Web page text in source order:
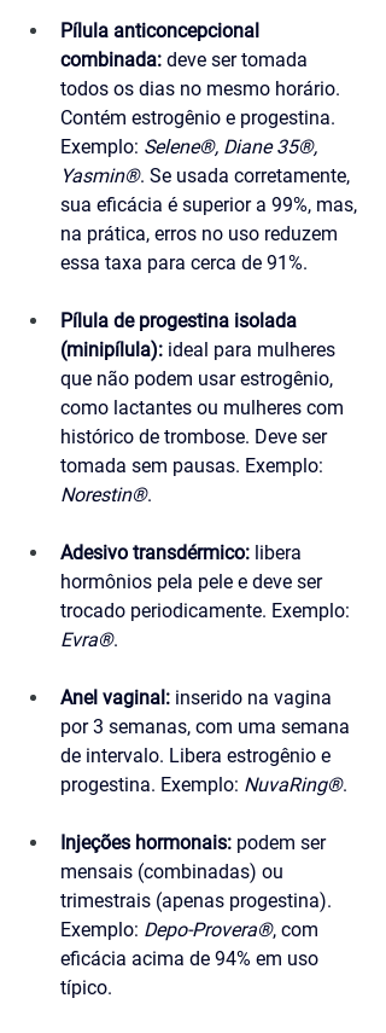
Pílula anticoncepcional
combinada: deve ser tomada
todos os dias no mesmo horário.
Contém estrogênio e progestina.
Exemplo: Selene®, Diane 35®,
Yasmin®. Se usada corretamente,
sua eficácia é superior a 99%, mas,
na prática, erros no uso reduzem
essa taxa para cerca de 91%.
Pílula de progestina isolada
(minipílula): ideal para mulheres
que não podem usar estrogênio,
como lactantes ou mulheres com
histórico de trombose. Deve ser
tomada sem pausas. Exemplo:
Norestin®.
Adesivo transdérmico: libera
hormônios pela pele e deve ser
trocado periodicamente. Exemplo:
Evra®.
Anel vaginal: inserido na vagina
por 3 semanas, com uma semana
de intervalo. Libera estrogênio e
progestina. Exemplo: NuvaRing®.
Injeções hormonais: podem ser
mensais (combinadas) ou
trimestrais (apenas progestina).
Exemplo: Depo-Provera®, com
eficácia acima de 94% em uso
típico.